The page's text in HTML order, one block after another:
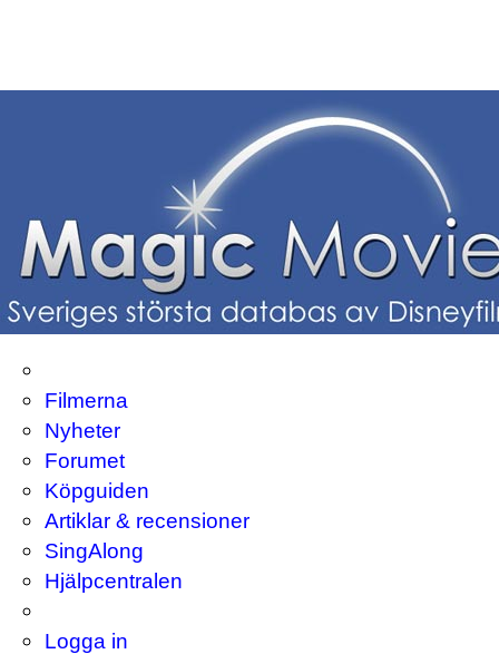
Filmerna
Nyheter
Forumet
Köpguiden
Artiklar & recensioner
SingAlong
Hjälpcentralen
Logga in